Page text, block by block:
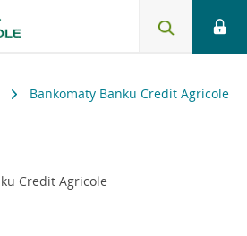
Bankomaty Banku Credit Agricole
Credit Agricole